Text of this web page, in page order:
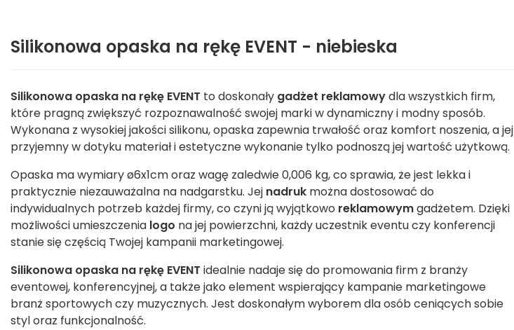
Silikonowa opaska na rękę EVENT - niebieska
Silikonowa opaska na rękę EVENT to doskonały gadżet reklamowydla wszystkich firm,
które pragną zwiększyć rozpoznawalność swojej marki w dynamiczny i modny sposób.
Wykonana z wysokiej jakości silikonu, opaska zapewnia trwałość oraz komfort noszenia, a jej
przyjemny w dotyku materiał i estetyczne wykonanie tylko podnoszą jej wartość użytkową.
Opaska ma wymiary ø6x1cm oraz wagę zaledwie 0,006 kg, co sprawia, że jest lekka i
praktycznie niezauważalna na nadgarstku. Jej nadruk można dostosować do
indywidualnych potrzeb każdej firmy, co czyni ją wyjątkowo reklamowymgadżetem. Dzięki
możliwości umieszczenia logo na jej powierzchni, każdy uczestnik eventu czy konferencji
stanie się częścią Twojej kampanii marketingowej.
Silikonowa opaska na rękę EVENT idealnie nadaje się do promowania firm z branży
eventowej, konferencyjnej, a także jako element wspierający kampanie marketingowe
branż sportowych czy muzycznych. Jest doskonałym wyborem dla osób ceniących sobie
styl oraz funkcjonalność.